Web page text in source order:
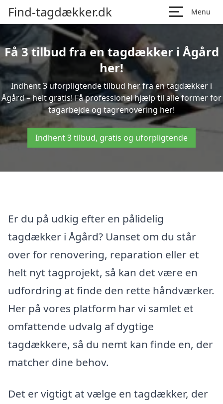
Find-tagdækker.dk Menu
Få 3 tilbud fra en tagdækker i Ågård
her!
Indhent 3 uforpligtende tilbud her fra en tagdækker i
Ågård – helt gratis! Få professionel hjælp til alle former for
tagarbejde og tagrenovering her!
Indhent 3 tilbud, gratis og uforpligtende
Er du på udkig efter en pålidelig
tagdækker i Ågård? Uanset om du står
over for renovering, reparation eller et
helt nyt tagprojekt, så kan det være en
udfordring at finde den rette håndværker.
Her på vores platform har vi samlet et
omfattende udvalg af dygtige
tagdækkere, så du nemt kan finde en, der
matcher dine behov.
Det er vigtigt at vælge en tagdækker, der